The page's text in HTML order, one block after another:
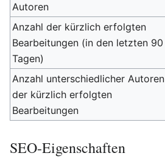
Autoren
Anzahl der kürzlich erfolgten
Bearbeitungen (in den letzten 90
Tagen)
Anzahl unterschiedlicher Autoren
der kürzlich erfolgten
Bearbeitungen
SEO-Eigenschaften